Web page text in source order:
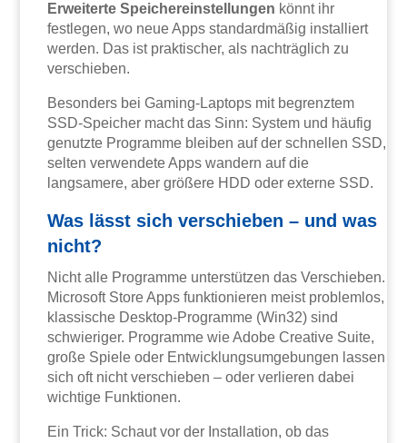
Erweiterte Speichereinstellungen könnt ihr
festlegen, wo neue Apps standardmäßig installiert
werden. Das ist praktischer, als nachträglich zu
verschieben.
Besonders bei Gaming-Laptops mit begrenztem
SSD-Speicher macht das Sinn: System und häufig
genutzte Programme bleiben auf der schnellen SSD,
selten verwendete Apps wandern auf die
langsamere, aber größere HDD oder externe SSD.
Was lässt sich verschieben – und was
nicht?
Nicht alle Programme unterstützen das Verschieben.
Microsoft Store Apps funktionieren meist problemlos,
klassische Desktop-Programme (Win32) sind
schwieriger. Programme wie Adobe Creative Suite,
große Spiele oder Entwicklungsumgebungen lassen
sich oft nicht verschieben – oder verlieren dabei
wichtige Funktionen.
Ein Trick: Schaut vor der Installation, ob das